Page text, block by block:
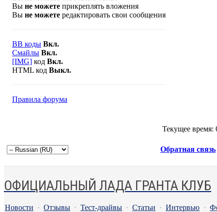
Вы не можете прикреплять вложения
Вы не можете редактировать свои сообщения
BB коды Вкл.
Смайлы Вкл.
[IMG] код Вкл.
HTML код Выкл.
Правила форума
Текущее время:
Обратная связь
ОФИЦИАЛЬНЫЙ ЛАДА ГРАНТА КЛУБ
Новости · Отзывы · Тест-драйвы · Статьи · Интервью ·